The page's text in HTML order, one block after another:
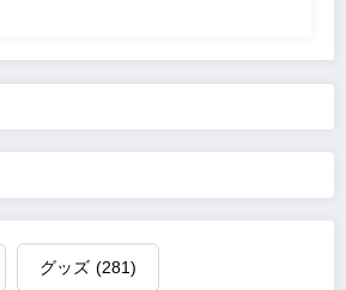
グッズ (281)